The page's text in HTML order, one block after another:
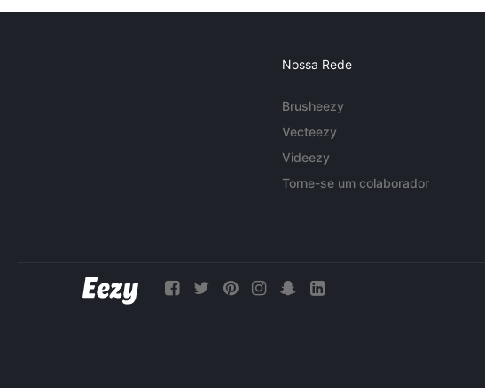
Nossa Rede
Brusheezy
Vecteezy
Videezy
Torne-se um colaborador